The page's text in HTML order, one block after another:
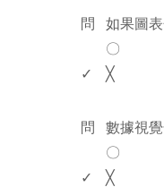
問
如果圖
〇
✓
╳
問
數據視
〇
✓
╳